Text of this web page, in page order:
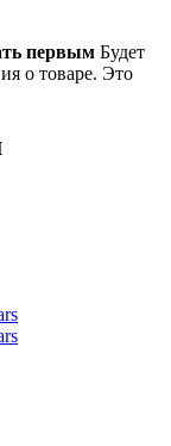
первым Будет
о товаре. Это